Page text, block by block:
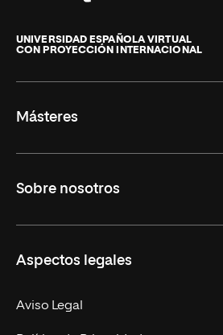
de
La
UNIVERSIDAD ESPAÑOLA VIRTUAL
CON PROYECCIÓN INTERNACIONAL
Másteres
Derecho
Empresa
MBA
Marketing y Comunicación
Sobre nosotros
Nuestro Equipo
Contacto
Aspectos legales
Aviso Legal